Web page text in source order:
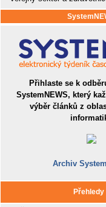
Přihlaste se k
SystemNEWS, který
výběr článků z
Archiv
Přehledy